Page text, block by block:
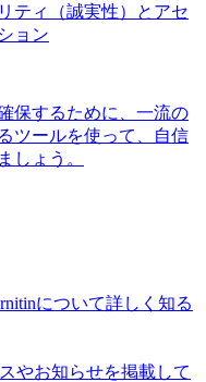
ティ（誠実性）とアセ
ョン
保するために、一流の
ツールを使って、自信
しょう。
について詳しく知る
やお知らせを掲載して